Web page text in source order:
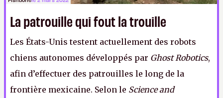
La patrouille qui fout la trouille
Les États-Unis testent actuellement des robots
chiens autonomes développés par Ghost Robotics,
afin d’effectuer des patrouilles le long de la
frontière mexicaine. Selon le Science and